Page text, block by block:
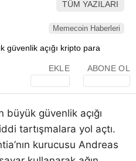
TÜM YAZILARI
Memecoin Haberleri
EKLE ABONE OL
büyük güvenlik açığı
tartışmalara yol açtı.
kurucusu Andreas